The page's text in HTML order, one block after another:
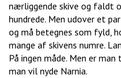
nærliggende skive og faldt
hundrede. Men udover et
og må betegnes som fyld,
mange af skivens numre.
På ingen måde. Men er
man vil nyde Narnia.